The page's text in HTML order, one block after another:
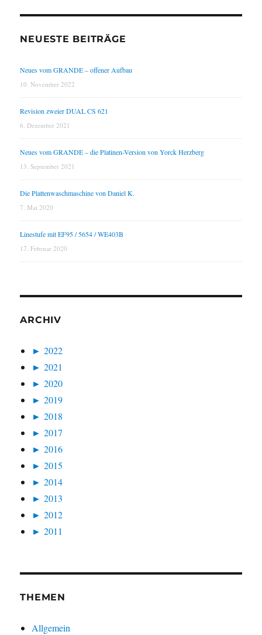
NEUESTE BEITRÄGE
Neues vom GRANDE – offener Aufbau
10. November 2022
Revision zweier DUAL CS 621
6. Dezember 2021
Neues vom GRANDE – die Platinen-Version von Yorck Herzberg
13. September 2021
Die Plattenwaschmaschine von Daniel K.
7. Mai 2020
Linestufe mit EF95 / 5654 / WE403B
17. Februar 2020
ARCHIV
►2022
►2021
►2020
►2019
►2018
►2017
►2016
►2015
►2014
►2013
►2012
►2011
THEMEN
Allgemein